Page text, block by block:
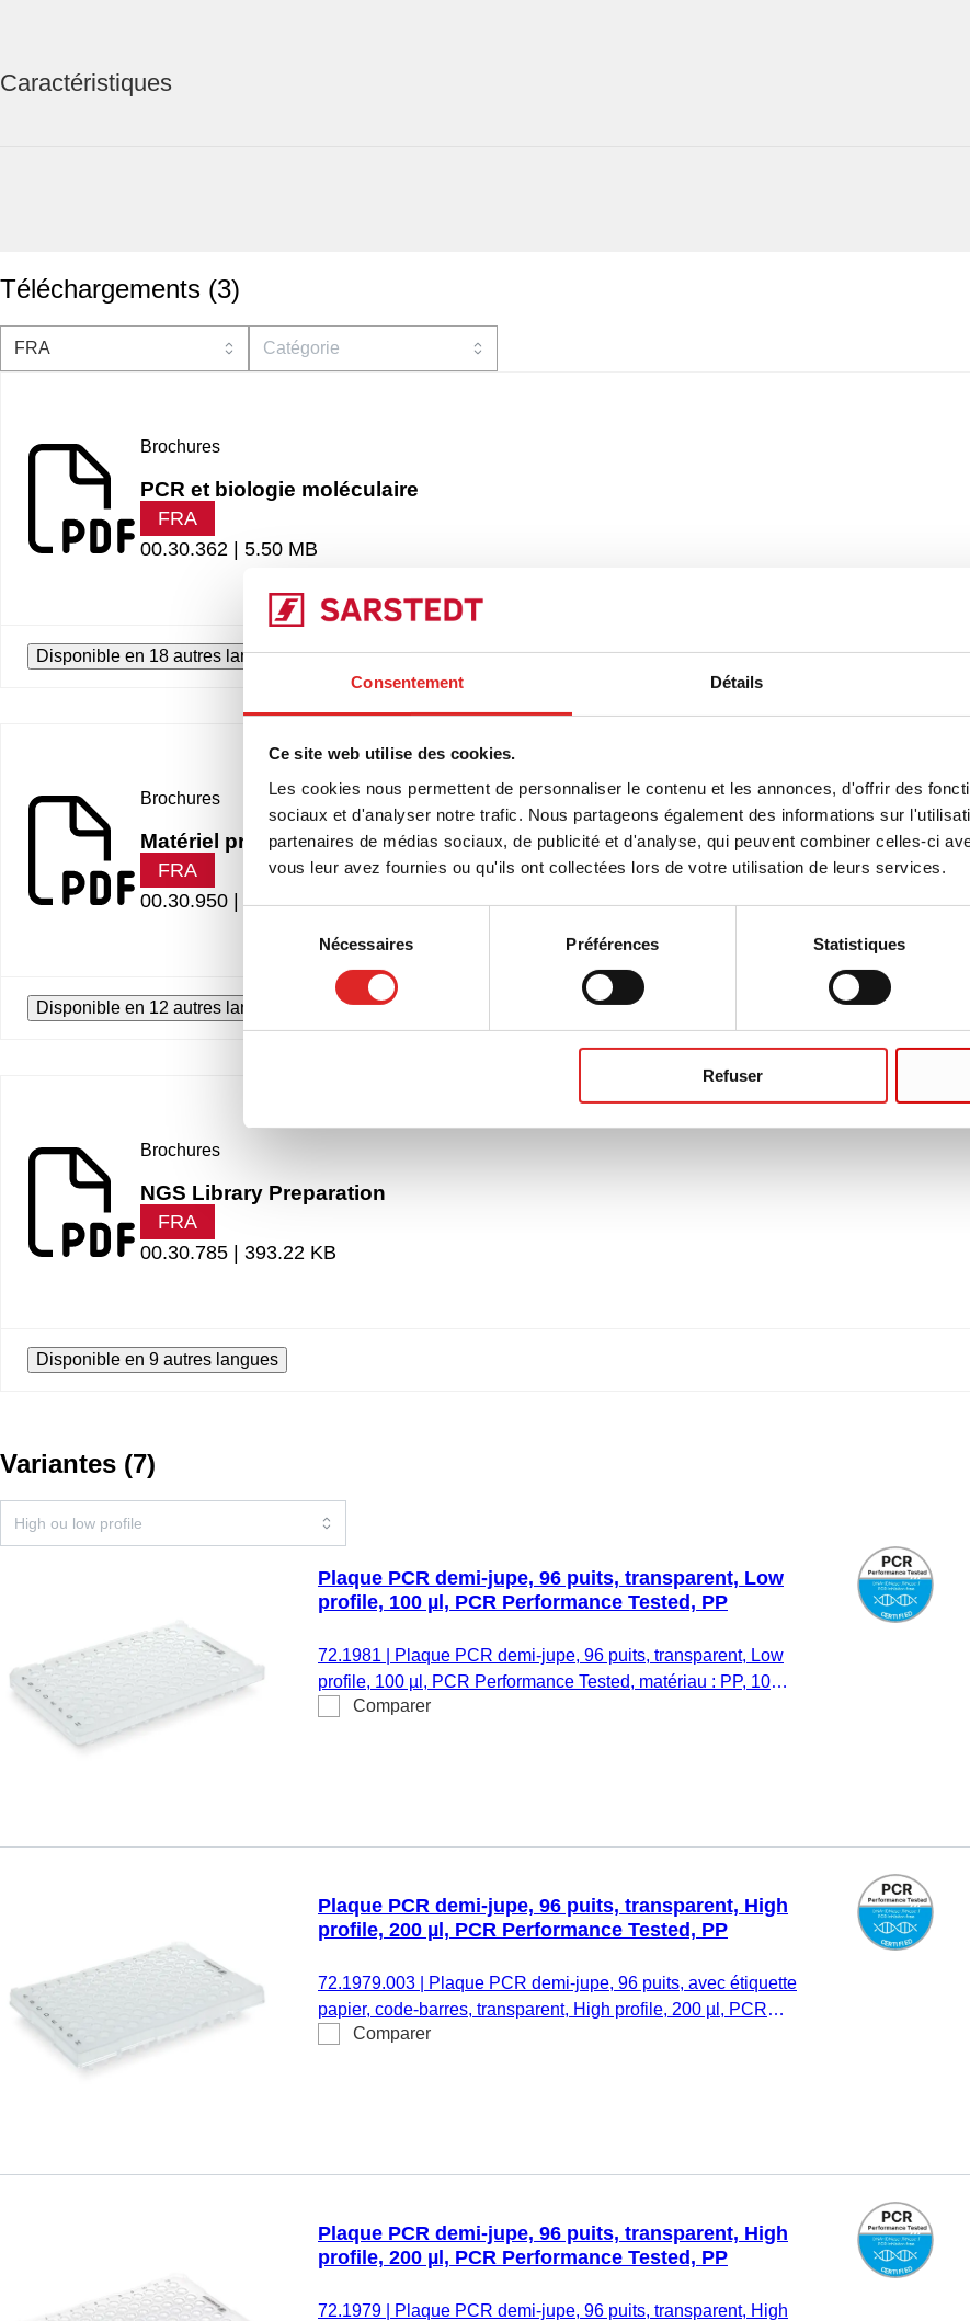
Consentement Détails
Ce site web utilise des cookies.
Les cookies nous permettent de personnaliser le contenu et les annonces, d'offrir des
sociaux et d'analyser notre trafic. Nous partageons également des informations sur
partenaires de médias sociaux, de publicité et d'analyse, qui peuvent combiner celles-ci
vous leur avez fournies ou qu'ils ont collectées lors de votre utilisation de leurs services.
consentement
Nécessaires Préférences Statistiques
Refuser
Caractéristiques
Téléchargements (3)
Brochures
PCR et biologie moléculaire
FRA
00.30.362 | 5.50 MB
Disponible en 18 autres langues
Brochures
Matériel prêt à l´emploi
FRA
00.30.950 |493.21 KB
Disponible en 12 autres langues
Brochures
NGS Library Preparation
FRA
00.30.785 | 393.22 KB
Disponible en 9 autres langues
Variantes (7)
Plaque PCR demi-jupe, 96 puits, transparent, Low
profile, 100 µl, PCR Performance Tested, PP
72.1981
Plaque PCR demi-jupe, 96 puits, transparent, Low
profile, 100 µl, PCR Performance Tested, matériau : PP, 10
pièce(s)/sachet minigrip
Comparer
Plaque PCR demi-jupe, 96 puits, transparent, High
profile, 200 µl, PCR Performance Tested, PP
72.1979.003
Plaque PCR demi-jupe, 96 puits, avec étiquette
papier, code-barres, transparent, High profile, 200 µl, PCR
Performance Tested, matériau : PP, 10 pièce(s)/sachet minigrip
Comparer
Plaque PCR demi-jupe, 96 puits, transparent, High
profile, 200 µl, PCR Performance Tested, PP
72.1979 Plaque PCR demi-jupe, 96 puits, transparent, High